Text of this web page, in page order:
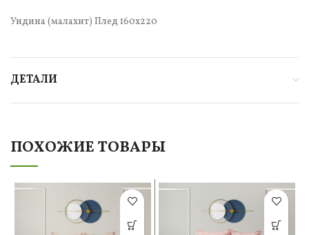
Ундина (малахит) Плед 160х220
ДЕТАЛИ
ПОХОЖИЕ ТОВАРЫ